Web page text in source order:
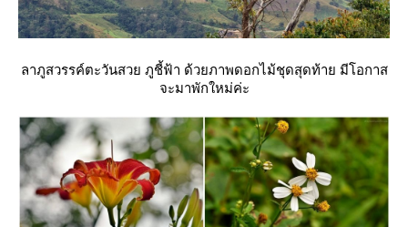
ลาภูสวรรค์ตะวันสวย ภูชี้ฟ้า ด้วยภาพดอกไม้ชุดสุดท้าย มีโอกาส
จะมาพักใหม่ค่ะ